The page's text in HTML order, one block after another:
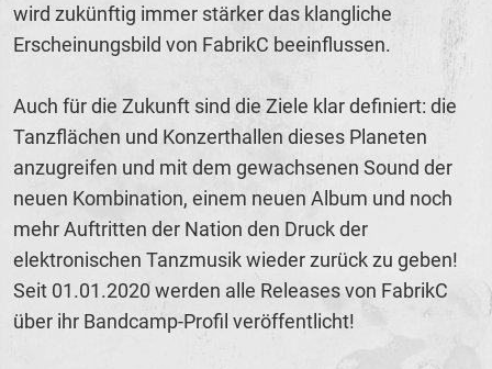
wird zukünftig immer stärker das klangliche
Erscheinungsbild von FabrikC beeinflussen.
Auch für die Zukunft sind die Ziele klar definiert: die
Tanzflächen und Konzerthallen dieses Planeten
anzugreifen und mit dem gewachsenen Sound der
neuen Kombination, einem neuen Album und noch
mehr Auftritten der Nation den Druck der
elektronischen Tanzmusik wieder zurück zu geben!
Seit 01.01.2020 werden alle Releases von FabrikC
über ihr Bandcamp-Profil veröffentlicht!